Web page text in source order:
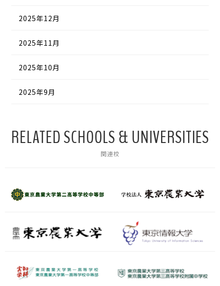
2025年12月
2025年11月
2025年10月
2025年9月
RELATED SCHOOLS & UNIVERSITIES
関連校